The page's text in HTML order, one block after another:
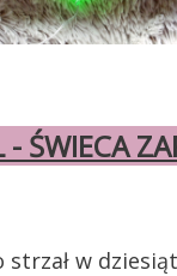
- ŚWIECA
strzał w